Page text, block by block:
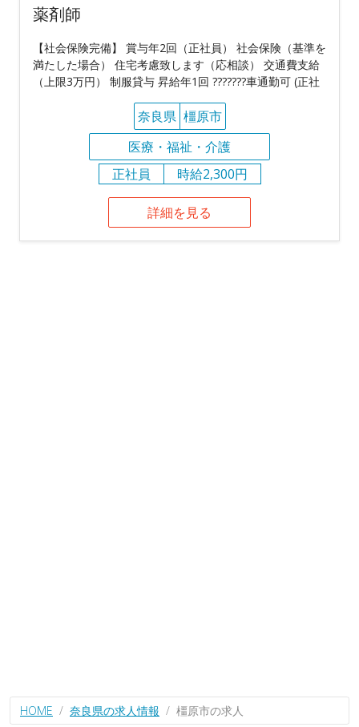
薬剤師
【社会保険完備】 賞与年2回（正社員） 社会保険（基準を
満たした場合） 住宅考慮致します（応相談） 交通費支給
（上限3万円） 制服貸与 昇給年1回 ???????車通勤可 (正社
奈良県 橿原市
医療・福祉・介護
正社員
時給2,300円
詳細を見る
HOME 奈良県の求人情報 橿原市の求人